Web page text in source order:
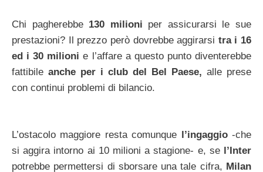
Chi pagherebbe 130 milioni per assicurarsi le sue
prestazioni? Il prezzo però dovrebbe aggirarsi tra i 16
ed i 30 milionie l’affare a questo punto diventerebbe
fattibile anche per i club del Bel Paese, alle prese
con continui problemi di bilancio.
L’ostacolo maggiore resta comunque l’ingaggio-che
si aggira intorno ai 10 milioni a stagione- e, se l’Inter
potrebbe permettersi di sborsare una tale cifra, Milan